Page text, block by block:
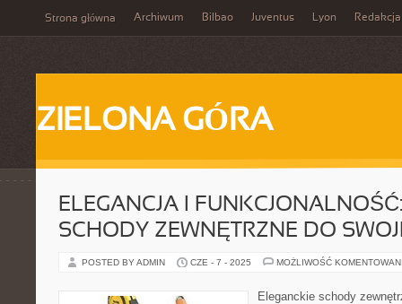
Strona główna Archiwum Bilbao Juventus Lyon Redakcja
ZIELONA GÓRA
ELEGANCJA I
SCHODY ZEWNĘTRZNE DO
POSTED BY ADMIN CZE - 7 - 2025 MOŻLIWOŚĆ
Eleganckie schody